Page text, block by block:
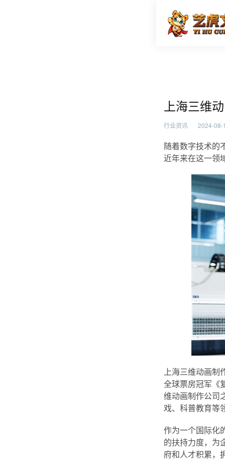
上海三
上海三维
行业资讯 2024-08-
随着数字技术的
近年来在这一领
上海三维动画制
全球票房冠军《
维动画制作公司
戏、科普教育等
作为一个国际化
的扶持力度，为
府和人才积累，